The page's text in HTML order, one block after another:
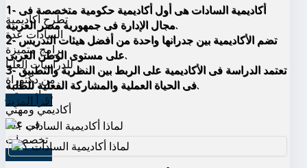
1- أكاديمية السادات هى أول أكاديمية حكومية متخصصة فى
مجال الإدارة فى جمهورية مصر العربية.
2- تضم الأكاديمية بين جدرانها واحدة من أفضل هيئات التدريس
على مستوى الوطن العربى.
3- تعتمد الدراسة فى الأكاديمية على الربط بين النظرية والتطبيق
فى الحياة العملية والمشاركة الفعلية للطلبة.
اقرأ المزيد
تطرح أكاديمية
السادات عدة
برامج متميزة
للدراسات العليا
من دكتوراة
وماجيستير
أكاديمي ومهني
في عدة
تخصصات
اقرأ المزيد